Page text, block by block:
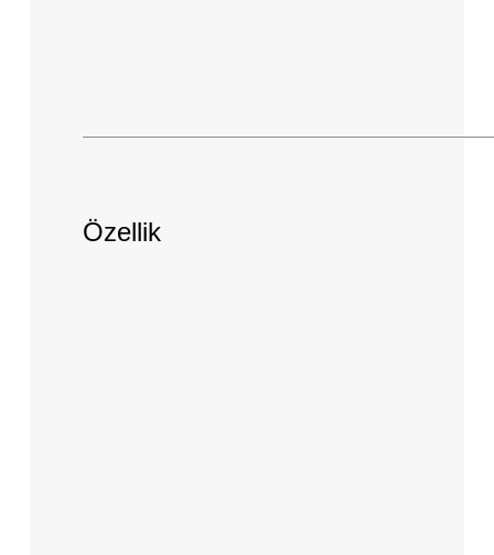
Özellik